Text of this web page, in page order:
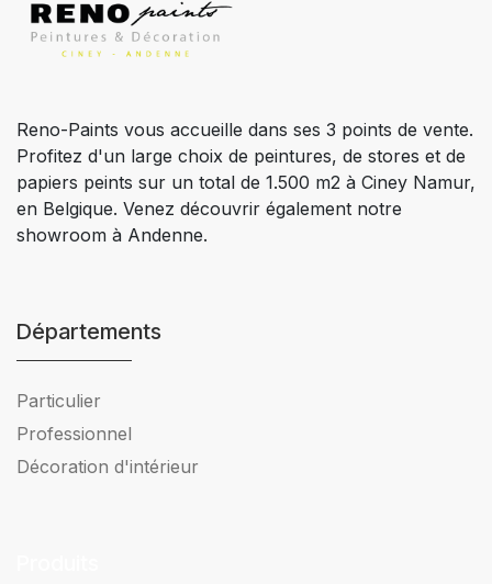
Reno-Paints vous accueille dans ses 3 points de vente.
Profitez d'un large choix de peintures, de stores et de
papiers peints sur un total de 1.500 m2 à Ciney Namur,
en Belgique. Venez découvrir également notre
showroom à Andenne.
Départements
Particulier
Professionnel
Décoration d'intérieur